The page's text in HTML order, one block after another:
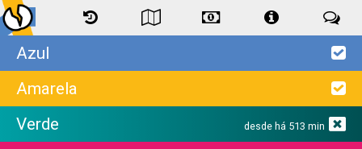
Azul
Amarela
Verde
desde há 513 min